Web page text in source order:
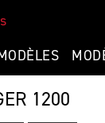
1200